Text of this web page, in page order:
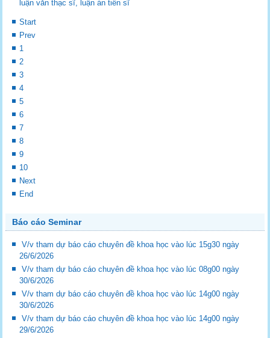
luận văn thạc sĩ, luận án tiến sĩ
Start
Prev
1
2
3
4
5
6
7
8
9
10
Next
End
Báo cáo Seminar
V/v tham dự báo cáo chuyên đề khoa học vào lúc 15g30 ngày
26/6/2026
V/v tham dự báo cáo chuyên đề khoa học vào lúc 08g00 ngày
30/6/2026
V/v tham dự báo cáo chuyên đề khoa học vào lúc 14g00 ngày
30/6/2026
V/v tham dự báo cáo chuyên đề khoa học vào lúc 14g00 ngày
29/6/2026